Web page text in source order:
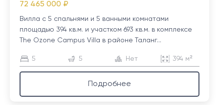
72 465 000 ₽
Вилла с 5 спальнями и 5 ванными комнатами
площадью 394 кв.м. и участком 693 кв.м. в комплексе
The Ozone Campus Villa в районе Таланг...
5 5 Нет 394 м²
Подробнее